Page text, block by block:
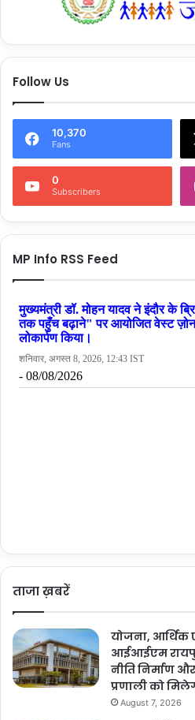
Follow Us
10,370
Fans
0
Subscribers
MP Info RSS Feed
ताजा ख़बरें
योजना, आर्थिक
आईआईएम
नीति निर्माण
प्रणाली को
August 7, 2026